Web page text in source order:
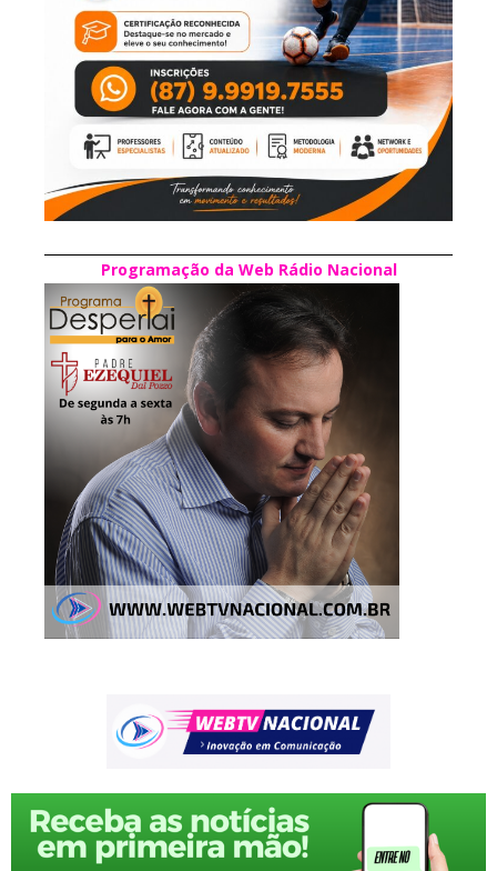
Programação da Web Rádio Nacional